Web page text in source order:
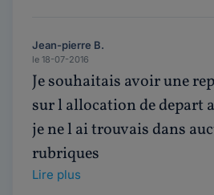
Jean-pierre B.
le 18-07-2016
Je souhaitais avoir une
sur l allocation de depart
je ne l ai trouvais dans
rubriques
Lire plus